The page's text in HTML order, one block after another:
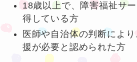
18歳以上で、障害福祉サ
得している方
医師や自治体の判断によ
援が必要と認められた方